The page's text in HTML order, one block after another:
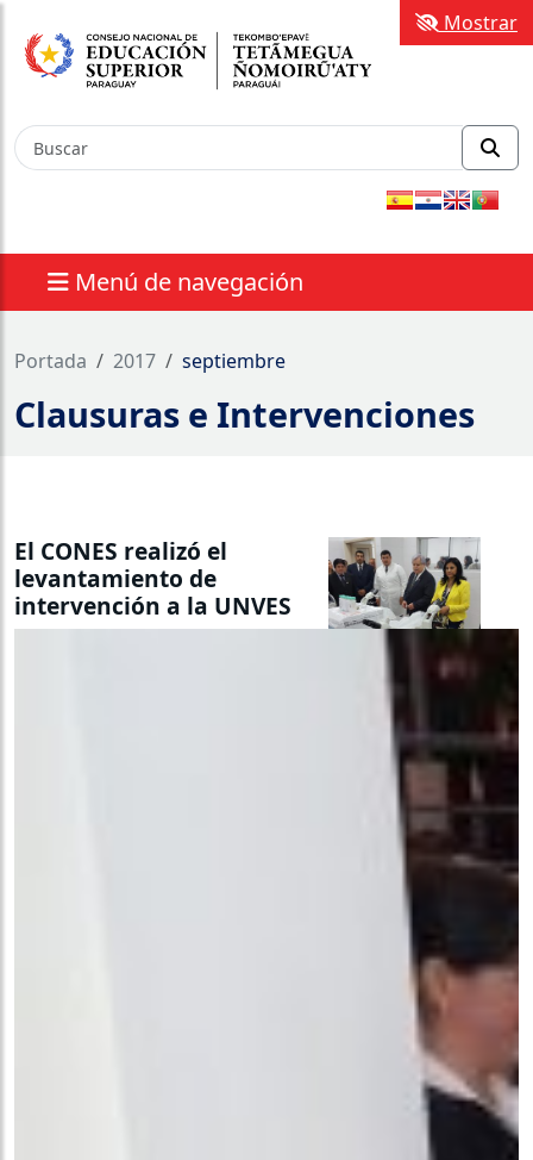
Menú de navegación
Mostrar
Portada 2017 septiembre
Clausuras e Intervenciones
El CONES realizó el
levantamiento de
intervención a la UNVES